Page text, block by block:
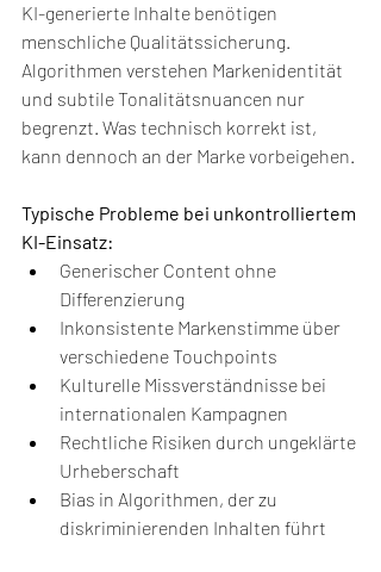
KI-generierte Inhalte benötigen
menschliche Qualitätssicherung.
Algorithmen verstehen Markenidentität
und subtile Tonalitätsnuancen nur
begrenzt. Was technisch korrekt ist,
kann dennoch an der Marke vorbeigehen.
Typische Probleme bei unkontrolliertem
KI-Einsatz:
Generischer Content ohne
Differenzierung
Inkonsistente Markenstimme über
verschiedene Touchpoints
Kulturelle Missverständnisse bei
internationalen Kampagnen
Rechtliche Risiken durch ungeklärte
Urheberschaft
Bias in Algorithmen, der zu
diskriminierenden Inhalten führt